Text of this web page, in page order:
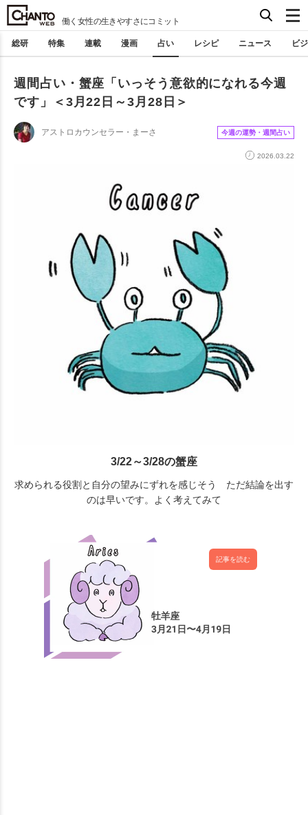
働く女性の生きやすさにコミット
総研 特集 連載 漫画 占い レシピ ニュース ビ
週間占い・蟹座「いっそう意欲的になれる今週
です」＜3月22日～3月28日＞
アストロカウンセラー・まーさ 今週の運勢・週間占い
2026.03.22
3/22～3/28の蟹座
求められる役割と自分の望みにずれを感じそう ただ結論を出す
のは早いです。よく考えてみて
記事を読む